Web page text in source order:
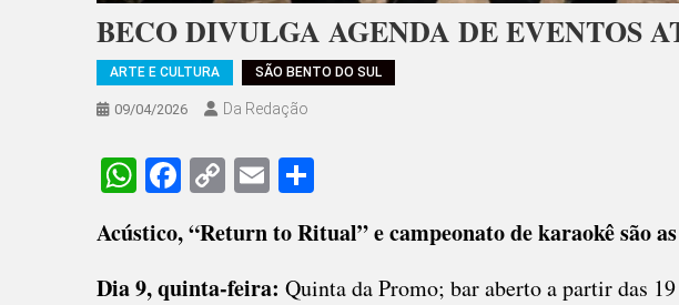
BECO DIVULGA AGENDA DE EVENTOS
ARTE E CULTURA SÃO BENTO DO SUL
09/04/2026 Da Redação
WhatsApp
Facebook
CopyEmail
Acústico, “Return to Ritual” e campeonato de karaokê são
Dia 9, quinta-feira: Quinta da Promo; bar aberto a partir das